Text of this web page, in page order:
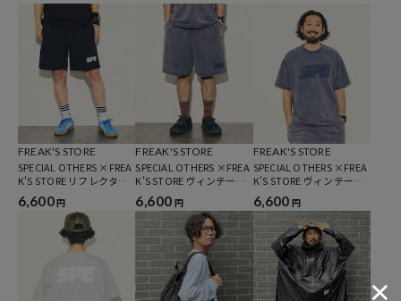
方を提案するセレクトショップです。
【SPECIAL OTHERS/スペシャルアザーズ】
スペアザことスペシャルアザースは横浜の高校の同級生で結成された4
人組インストバンド。2026年にメジャーデビュー20周年を迎える。
SPECIAL OTHERS ACOUSTIC 名義でも活動中。
FREAK'S STORE
SPECIAL OTHERS ×FREA
K'S STORE リフレクター
ロゴプリント ナイロン イ
ージーショーツ
6,600 円
FREAK'S STORE
SPECIAL OTHERS ×FREA
K'S STORE ヴィンテージ
ライク ダメージロゴ イー
ジーショーツ
6,600 円
FREAK'S STORE
SPECIAL OTHERS ×FREA
K'S STORE ヴィンテージ
ライク ダメージロゴ クル
ーネックTシャツ
6,600 円